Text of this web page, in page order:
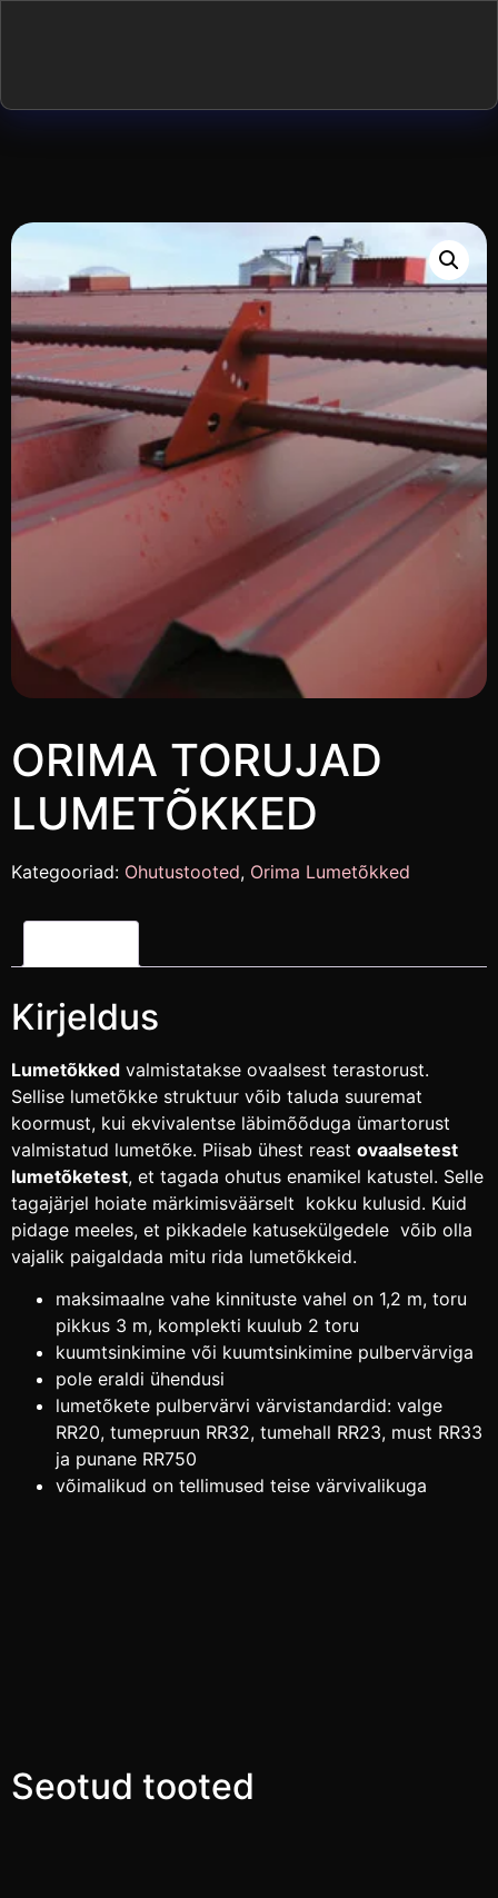
ORIMA TORUJAD
LUMETÕKKED
Kategooriad: Ohutustooted, Orima Lumetõkked
Kirjeldus
Lumetõkked valmistatakse ovaalsest terastorust.
Sellise lumetõkke struktuur võib taluda suuremat
koormust, kui ekvivalentse läbimõõduga ümartorust
valmistatud lumetõke. Piisab ühest reast ovaalsetest
lumetõketest, et tagada ohutus enamikel katustel. Selle
tagajärjel hoiate märkimisväärselt kokku kulusid. Kuid
pidage meeles, et pikkadele katusekülgedele võib olla
vajalik paigaldada mitu rida lumetõkkeid.
maksimaalne vahe kinnituste vahel on 1,2 m, toru
pikkus 3 m, komplekti kuulub 2 toru
kuumtsinkimine või kuumtsinkimine pulbervärviga
pole eraldi ühendusi
lumetõkete pulbervärvi värvistandardid: valge
RR20, tumepruun RR32, tumehall RR23, must RR33
ja punane RR750
võimalikud on tellimused teise värvivalikuga
Seotud tooted